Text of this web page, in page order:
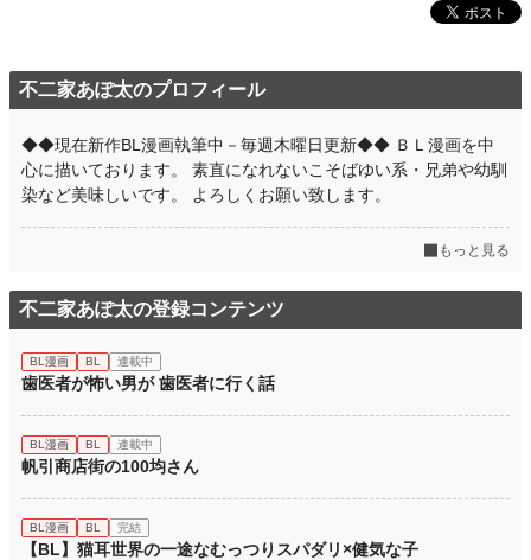
不二家あぽ太のプロフィール
◆◆現在新作BL漫画執筆中－毎週木曜日更新◆◆ ＢＬ漫画を中
心に描いております。 素直になれないこそばゆい系・兄弟や幼馴
染など美味しいです。 よろしくお願い致します。
もっと見る
不二家あぽ太の登録コンテンツ
BL漫画 BL 連載中
歯医者が怖い男が 歯医者に行く話
BL漫画 BL 連載中
帆引商店街の100均さん
BL漫画 BL 完結
【BL】猫耳世界の一途なむっつりスパダリ×健気な子